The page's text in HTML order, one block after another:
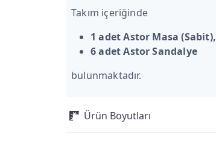
Takım içeriğinde
1 adet Astor Masa (Sabit),
6 adet Astor Sandalye
bulunmaktadır.
Ürün Boyutları